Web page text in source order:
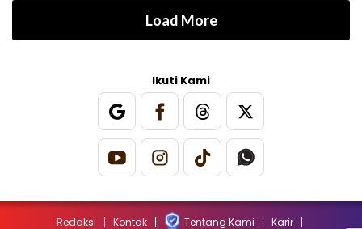
Load More
Ikuti Kami
Redaksi Kontak Tentang Kami Karir